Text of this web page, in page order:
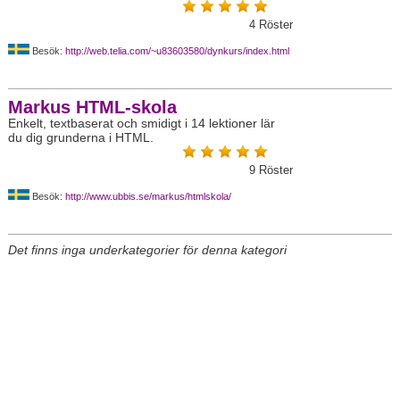
4 Röster
Besök: http://web.telia.com/~u83603580/dynkurs/index.html
Markus HTML-skola
Enkelt, textbaserat och smidigt i 14 lektioner lär
du dig grunderna i HTML.
9 Röster
Besök: http://www.ubbis.se/markus/htmlskola/
Det finns inga underkategorier för denna kategori